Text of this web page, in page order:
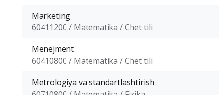
Marketing
60411200 / Matematika / Chet tili
Menejment
60410800 / Matematika / Chet tili
Metrologiya va standartlashtirish